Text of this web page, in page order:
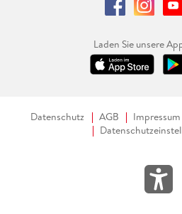
Laden Sie unsere
Datenschutz AGB Impressum